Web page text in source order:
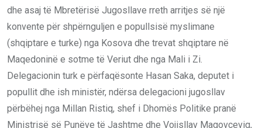
dhe asaj të Mbretërisë Jugosllave rreth arritjes së një
konvente për shpërnguljen e popullsisë myslimane
(shqiptare e turke) nga Kosova dhe trevat shqiptare në
Maqedoninë e sotme të Veriut dhe nga Mali i Zi.
Delegacionin turk e përfaqësonte Hasan Saka, deputet i
popullit dhe ish ministër, ndërsa delegacioni jugosllav
përbëhej nga Millan Ristiq, shef i Dhomës Politike pranë
Ministrisë së Punëve të Jashtme dhe Vojisllav Magovçeviq,